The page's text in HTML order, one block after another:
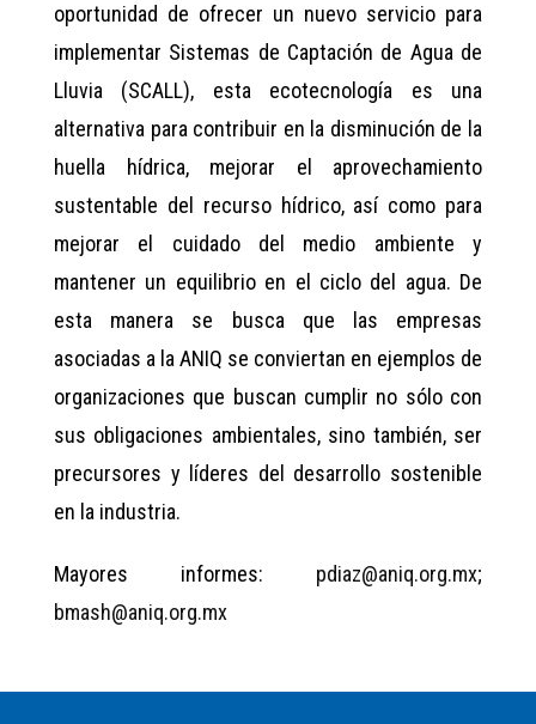
oportunidad de ofrecer un nuevo servicio para
implementar Sistemas de Captación de Agua de
Lluvia (SCALL), esta ecotecnología es una
alternativa para contribuir en la disminución de la
huella hídrica, mejorar el aprovechamiento
sustentable del recurso hídrico, así como para
mejorar el cuidado del medio ambiente y
mantener un equilibrio en el ciclo del agua. De
esta manera se busca que las empresas
asociadas a la ANIQ se conviertan en ejemplos de
organizaciones que buscan cumplir no sólo con
sus obligaciones ambientales, sino también, ser
precursores y líderes del desarrollo sostenible
en la industria.
Mayores informes: pdiaz@aniq.org.mx;
bmash@aniq.org.mx